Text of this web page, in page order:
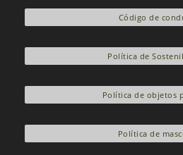
Código de
Política de
Política de objetos
Política de